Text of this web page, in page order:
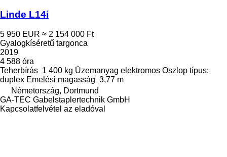
Linde L14i
5 950 EUR ≈ 2 154 000 Ft
Gyalogkíséretű targonca
2019
4 588 óra
Teherbírás 1 400 kg Üzemanyag elektromos Oszlop típus:
duplex Emelési magasság 3,77 m
Németország, Dortmund
GA-TEC Gabelstaplertechnik GmbH
Kapcsolatfelvétel az eladóval